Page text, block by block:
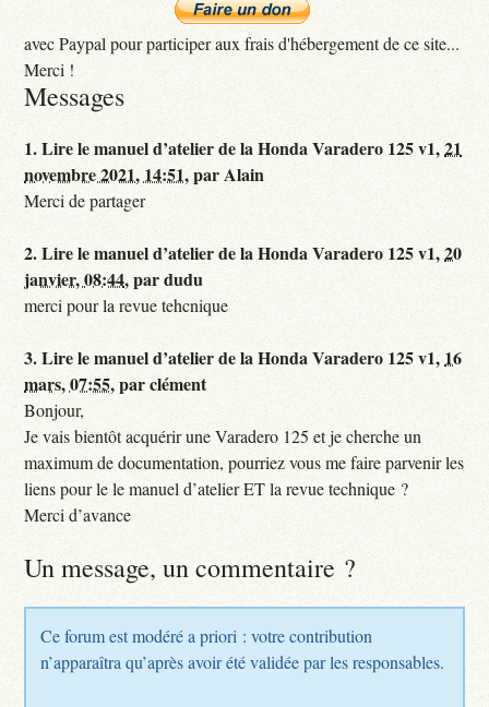
avec Paypal pour participer aux frais d'hébergement de ce site...
Merci !
Messages
1.Lire le manuel d’atelier de la Honda Varadero 125 v1,21
novembre 2021, 14:51,parAlain
Merci de partager
2.Lire le manuel d’atelier de la Honda Varadero 125 v1,20
janvier, 08:44,pardudu
merci pour la revue tehcnique
3.Lire le manuel d’atelier de la Honda Varadero 125 v1, 16
mars, 07:55,parclément
Bonjour,
Je vais bientôt acquérir une Varadero 125 et je cherche un
maximum de documentation, pourriez vous me faire parvenir les
liens pour le le manuel d’atelier ET la revue technique ?
Merci d’avance
Un message, un commentaire ?
Ce forum est modéré a priori : votre contribution
n’apparaîtra qu’après avoir été validée par les responsables.